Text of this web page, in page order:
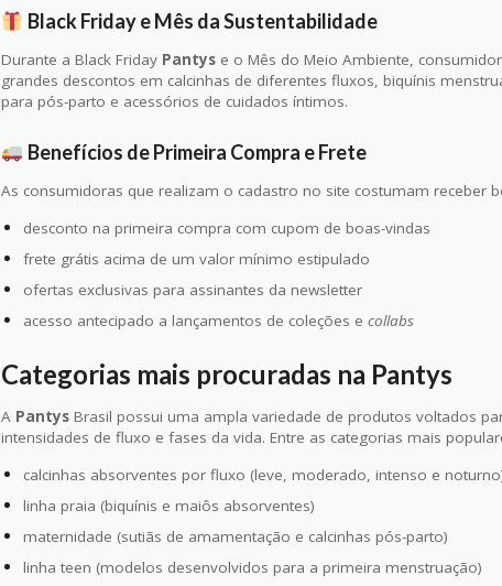
Black Friday e Mês da Sustentabilidade
Durante a Black Friday Pantys e o Mês do Meio Ambiente,
grandes descontos em calcinhas de diferentes fluxos, biquínis
para pós-parto e acessórios de cuidados íntimos.
Benefícios de Primeira Compra e Frete
As consumidoras que realizam o cadastro no site costumam receber
desconto na primeira compra com cupom de boas-vindas
frete grátis acima de um valor mínimo estipulado
ofertas exclusivas para assinantes da newsletter
acesso antecipado a lançamentos de coleções e collabs
Categorias mais procuradas na Pantys
A Pantys Brasil possui uma ampla variedade de produtos voltados
intensidades de fluxo e fases da vida. Entre as categorias mais
calcinhas absorventes por fluxo (leve, moderado, intenso e
linha praia (biquínis e maiôs absorventes)
maternidade (sutiãs de amamentação e calcinhas pós-parto)
linha teen (modelos desenvolvidos para a primeira menstruação)